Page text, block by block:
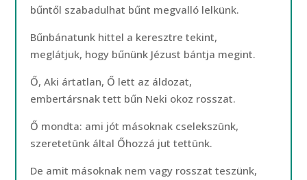
bűntől szabadulhat bűnt megvalló lelkünk.
Bűnbánatunk hittel a keresztre tekint,
meglátjuk, hogy bűnünk Jézust bántja megint.
Ő, Aki ártatlan, Ő lett az áldozat,
embertársnak tett bűn Neki okoz rosszat.
Ő mondta: ami jót másoknak cselekszünk,
szeretetünk által Őhozzá jut tettünk.
De amit másoknak nem vagy rosszat teszünk,